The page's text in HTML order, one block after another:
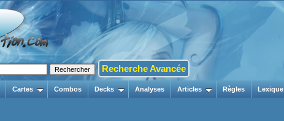
Recherche Avancée
Cartes Combos Decks Analyses Articles Règles Lexique